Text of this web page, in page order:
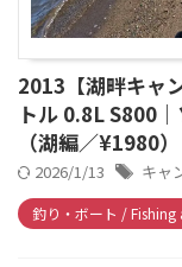
2013【湖畔キャ
トル 0.8L S800
（湖編／¥1980）
2026/1/13 キャ
釣り・ボート /